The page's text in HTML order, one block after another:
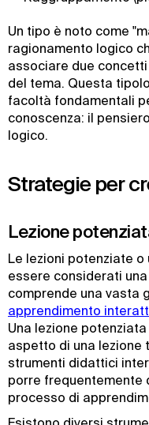
Un tipo è noto come
ragionamento logico
associare due
del tema. Questa
facoltà fondamentali
conoscenza: il
logico.
Strategie per
Lezione
Le lezioni potenziate
essere considerati
comprende una vasta
apprendimento
Una lezione
aspetto di una lezione
strumenti didattici
porre frequentemente
processo di